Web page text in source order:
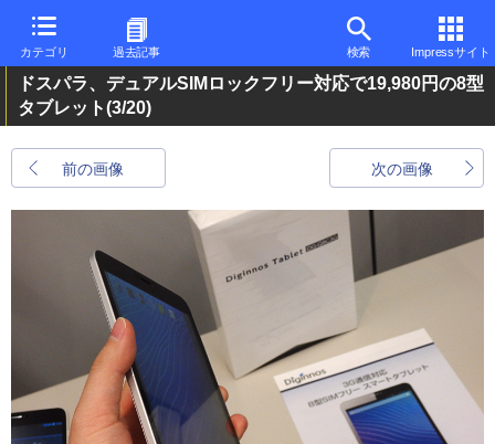
カテゴリ 過去記事 検索 Impressサイト
ドスパラ、デュアルSIMロックフリー対応で19,980円の8型
タブレット(3/20)
前の画像 次の画像